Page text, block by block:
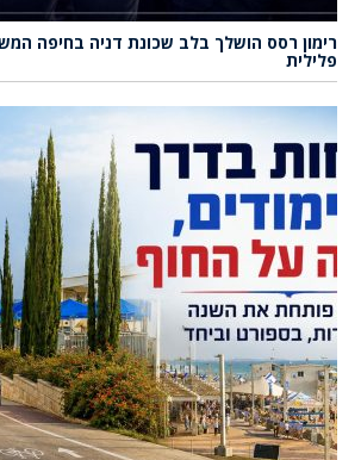
רימון רסס הושלך בלב שכונת דניה בחיפה
פלילית